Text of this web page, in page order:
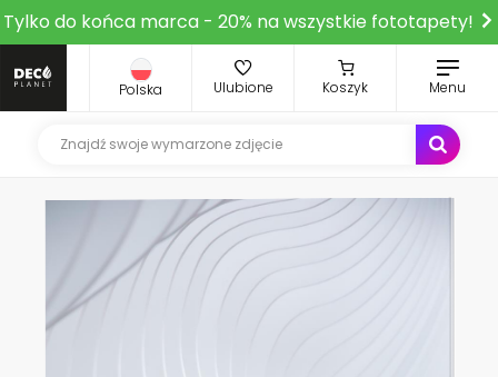
Tylko do końca marca - 20% na wszystkie fototapety!
Polska Ulubione Koszyk Menu